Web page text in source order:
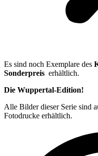
Es sind noch Exemplare des
Sonderpreis erhältlich.
Die Wuppertal-Edition!
Alle Bilder dieser Serie sind
Fotodrucke erhältlich.